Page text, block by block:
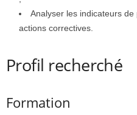
Analyser les indicateurs
actions correctives.
Profil recherché
Formation